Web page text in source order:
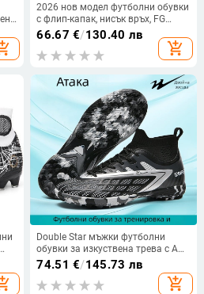
2026 нов модел футболни обувки
с флип-капак, нисък връх, FG
шипове, голям размер, мъжки
обувки за мачове
66.67 €/130.40 лв
add_shopping_cart
Double Star мъжки футболни
обувки за изкуствена трева с AG
дълги шипове - професионални
мачове и тренировки
74.51 €/145.73 лв
add_shopping_cart